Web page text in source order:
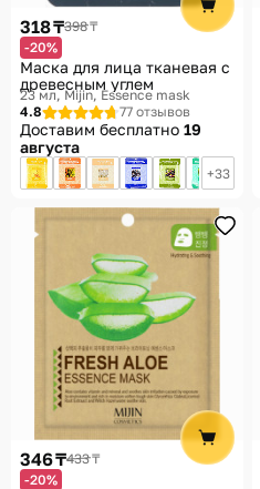
318 ₸398 ₸
-20%
Маска для лица тканевая с
древесным углем
23 мл Mijin, Essence mask
4.8
77 отзывов
Доставим бесплатно 19
августа
33
346 ₸433 ₸
-20%